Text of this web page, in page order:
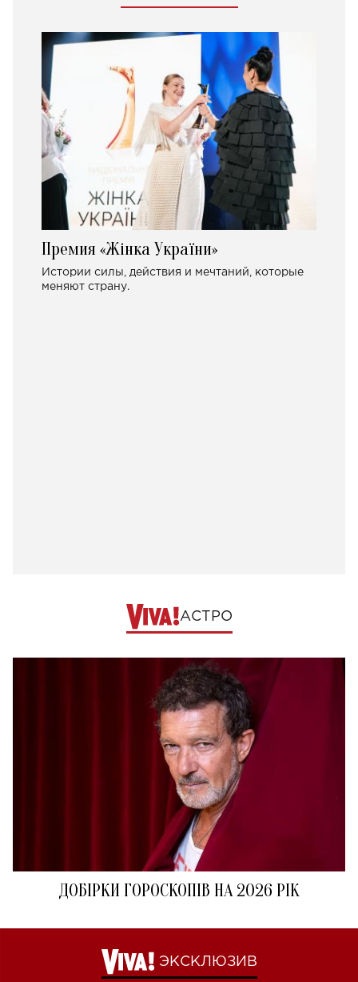
Премия «Жінка України»
Истории силы, действия и мечтаний, которые
меняют страну.
АСТРО
ДОБІРКИ ГОРОСКОПІВ НА 2026 РІК
ЭКСКЛЮЗИВ